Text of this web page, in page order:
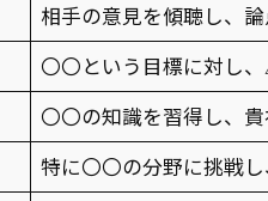
相手の意見を傾聴し、
〇〇という目標に対し
〇〇の知識を習得し、
特に〇〇の分野に挑戦